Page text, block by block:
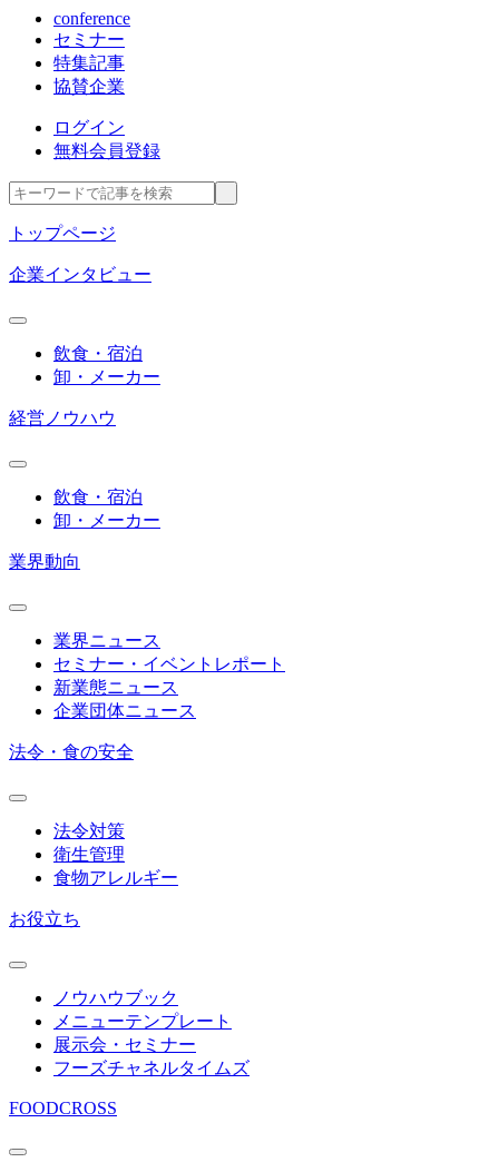
conference
セミナー
特集記事
協賛企業
ログイン
無料会員登録
トップページ
企業インタビュー
飲食・宿泊
卸・メーカー
経営ノウハウ
飲食・宿泊
卸・メーカー
業界動向
業界ニュース
セミナー・イベントレポート
新業態ニュース
企業団体ニュース
法令・食の安全
法令対策
衛生管理
食物アレルギー
お役立ち
ノウハウブック
メニューテンプレート
展示会・セミナー
フーズチャネルタイムズ
FOODCROSS